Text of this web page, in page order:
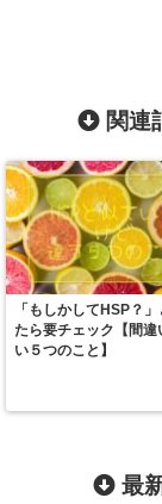
関連
「もしかしてHSP？
たら要チェック【間違
い５つのこと】
最